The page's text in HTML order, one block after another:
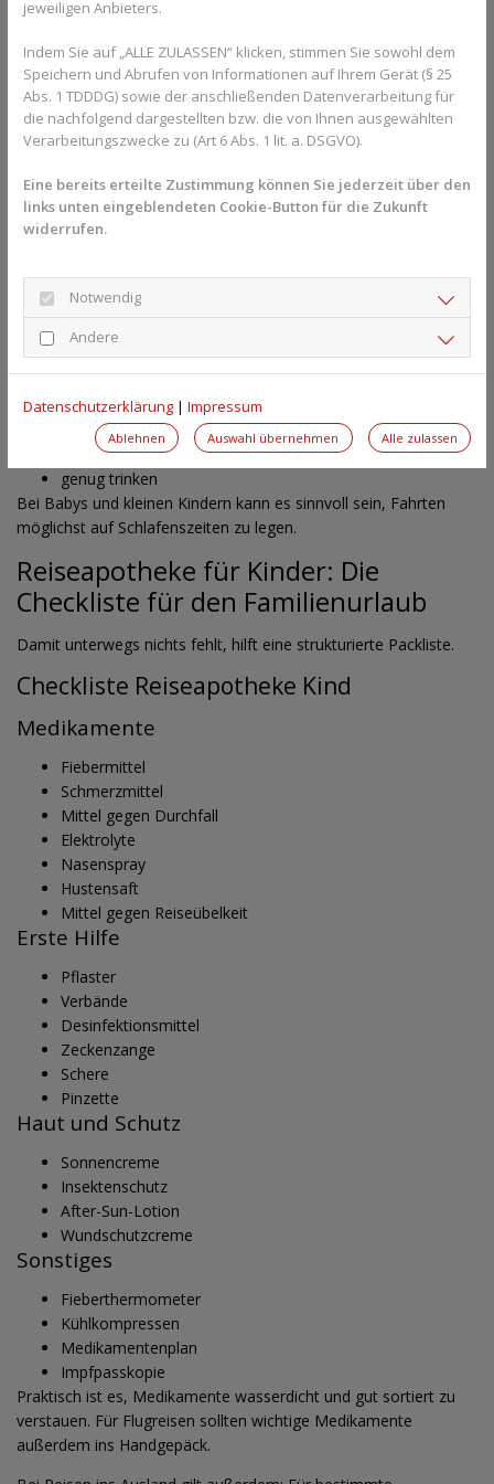
können
Reisetabletten können sinnvoll sein:
bei bekannten Problemen mit Reiseübelkeit
bei kurvigen Strecken oder Schiffsreisen
Wichtig ist die altersgerechte Anwendung. Einige Präparate
machen müde oder sind erst ab einem bestimmten Alter
Alternative Tipps gegen Reiseübelkeit
Oft helfen bereits einfache Maßnahmen:
leichte Mahlzeiten vor der Fahrt
regelmäßige Pausen
frische Luft
Blick nach vorne richten
genug trinken
Bei Babys und kleinen Kindern kann es sinnvoll sein, Fahrten
möglichst auf Schlafenszeiten zu legen.
Reiseapotheke für Kinder: Die
Checkliste für den Familienurlaub
Damit unterwegs nichts fehlt, hilft eine strukturierte Packliste.
Checkliste Reiseapotheke Kind
Medikamente
Fiebermittel
Schmerzmittel
Mittel gegen Durchfall
Elektrolyte
Nasenspray
Hustensaft
Mittel gegen Reiseübelkeit
Erste Hilfe
Pflaster
Verbände
Desinfektionsmittel
Zeckenzange
Schere
Pinzette
Haut und Schutz
Sonnencreme
Insektenschutz
After-Sun-Lotion
Wundschutzcreme
Sonstiges
Fieberthermometer
Kühlkompressen
Medikamentenplan
Impfpasskopie
Praktisch ist es, Medikamente wasserdicht und gut sortiert zu
verstauen. Für Flugreisen sollten wichtige Medikamente
außerdem ins Handgepäck.
jeweiligen Anbieters.
Indem Sie auf „ALLE ZULASSEN“ klicken, stimmen Sie sowohl dem
Speichern und Abrufen von Informationen auf Ihrem Gerät (§ 25
Abs. 1 TDDDG) sowie der anschließenden Datenverarbeitung für
die nachfolgend dargestellten bzw. die von Ihnen ausgewählten
Verarbeitungszwecke zu (Art 6 Abs. 1 lit. a. DSGVO).
Eine bereits erteilte Zustimmung können Sie jederzeit über den
links unten eingeblendeten Cookie-Button für die Zukunft
widerrufen.
Notwendig
Andere
Datenschutzerklärung | Impressum
Ablehnen Auswahl übernehmen Alle zulassen